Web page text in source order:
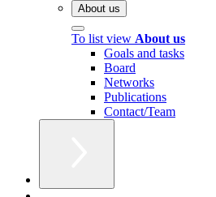
About us
To list view About us
Goals and tasks
Board
Networks
Publications
Contact/Team